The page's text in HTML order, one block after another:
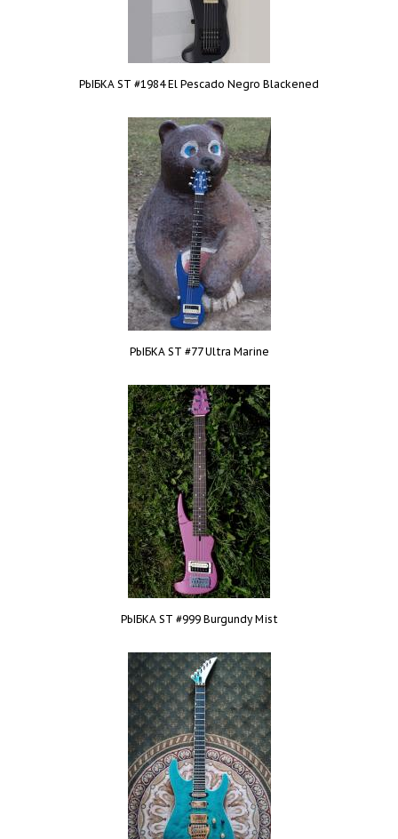
РЫБКА ST #1984 El Pescado Negro Blackened
РЫБКА ST #77 Ultra Marine
РЫБКА ST #999 Burgundy Mist